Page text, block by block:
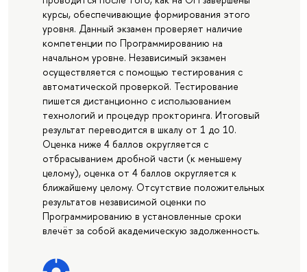
курсы, обеспечивающие формирования этого
уровня. Данный экзамен проверяет наличие
компетенции по Программированию на
начальном уровне. Независимый экзамен
осуществляется с помощью тестирования с
автоматической проверкой. Тестирование
пишется дистанционно с использованием
технологий и процедур прокторинга. Итоговый
результат переводится в шкалу от 1 до 10.
Оценка ниже 4 баллов округляется с
отбрасыванием дробной части (к меньшему
целому), оценка от 4 баллов округляется к
ближайшему целому. Отсутствие положительных
результатов независимой оценки по
Программированию в установленные сроки
влечёт за собой академическую задолженность.